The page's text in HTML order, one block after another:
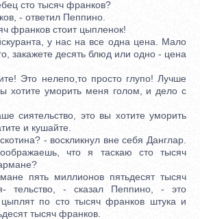
сто тысяч франков?
- ответил Пеппино.
франков стоит цыпленок!
у нас на все одна цена. Мало
закажете десять блюд или одно - цена
Это нелепо,то просто глупо! Лучше
хотите уморить меня голом, и дело с
это вы хотите уморить
и кушайте.
- воскликнул вне себя Данглар.
что я таскаю сто тысяч
пять миллионов пятьдесят тысяч
тельство, - сказал Пеппино, - это
цыплят по сто тысяч франков штука и
тысяч франков.